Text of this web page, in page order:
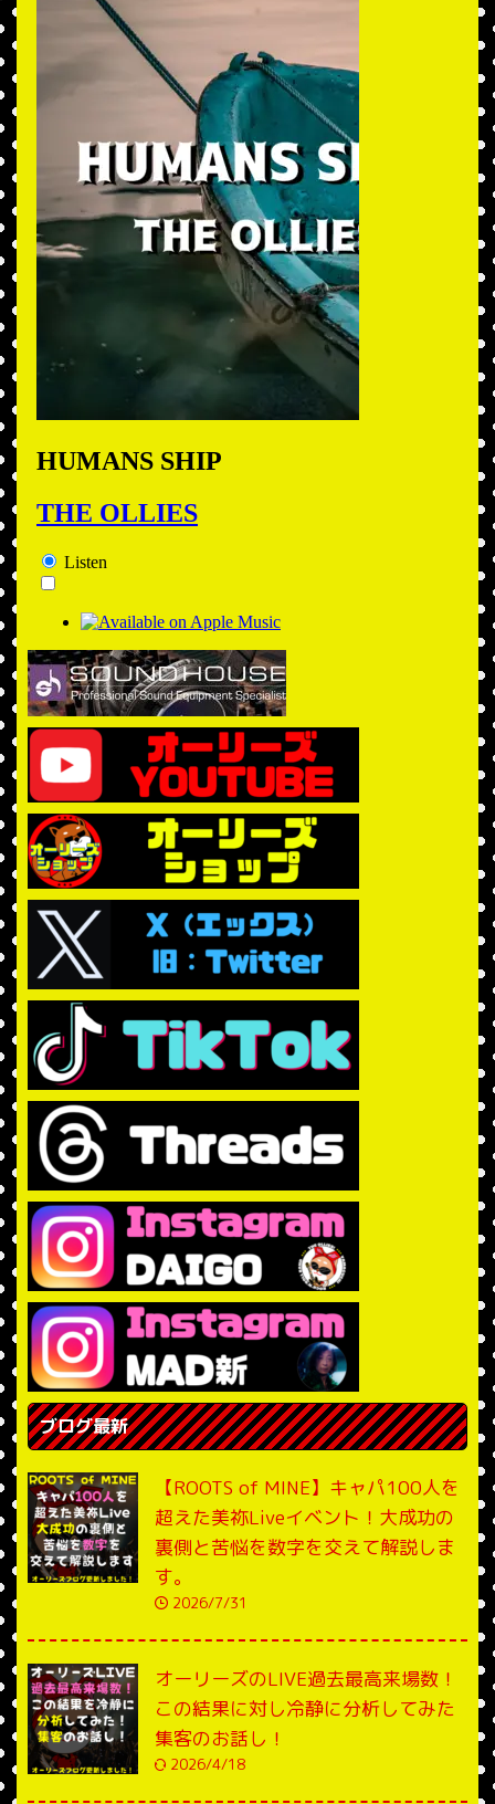
ブログ最新
【ROOTS of MINE】キャパ100人を
超えた美祢Liveイベント！大成功の
裏側と苦悩を数字を交えて解説しま
す。
2026/7/31
オーリーズのLIVE過去最高来場数！
この結果に対し冷静に分析してみた
集客のお話し！
2026/4/18